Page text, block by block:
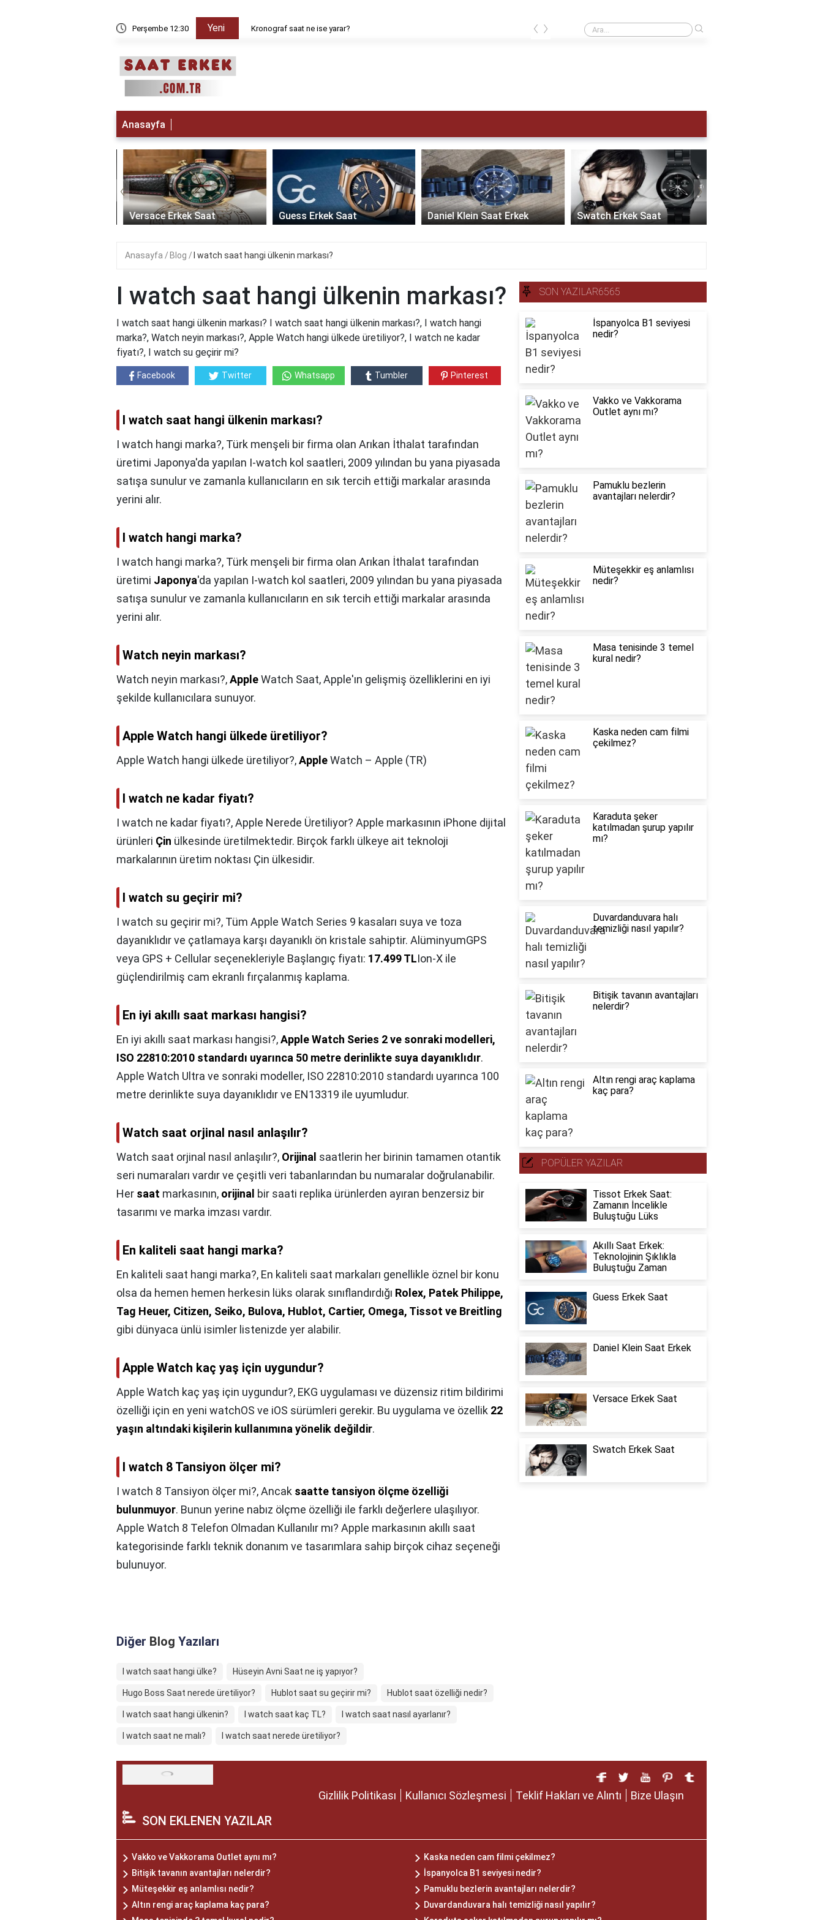
Perşembe 12:30 Yeni Kronograf saat ne ise yarar? Kol saati kaç atm olmalı?
‹ ›
Anasayfa
Versace Erkek Saat Guess Erkek Saat Daniel Klein Saat Erkek Swatch Erkek Saat
‹ ›
Anasayfa Blog I watch saat hangi ülkenin markası?
I watch saat hangi ülkenin markası?
I watch saat hangi ülkenin markası? I watch saat hangi ülkenin markası?, I watch hangi
marka?, Watch neyin markası?, Apple Watch hangi ülkede üretiliyor?, I watch ne kadar
fiyatı?, I watch su geçirir mi?
Facebook Twitter Whatsapp Tumbler Pinterest
I watch saat hangi ülkenin markası?
I watch hangi marka?, Türk menşeli bir firma olan Arıkan İthalat tarafından
üretimi Japonya'da yapılan I-watch kol saatleri, 2009 yılından bu yana piyasada
satışa sunulur ve zamanla kullanıcıların en sık tercih ettiği markalar arasında
yerini alır.
I watch hangi marka?
I watch hangi marka?, Türk menşeli bir firma olan Arıkan İthalat tarafından
üretimi Japonya'da yapılan I-watch kol saatleri, 2009 yılından bu yana piyasada
satışa sunulur ve zamanla kullanıcıların en sık tercih ettiği markalar arasında
yerini alır.
Watch neyin markası?
Watch neyin markası?,AppleWatch Saat, Apple'ın gelişmiş özelliklerini en iyi
şekilde kullanıcılara sunuyor.
Apple Watch hangi ülkede üretiliyor?
Apple Watch hangi ülkede üretiliyor?,AppleWatch – Apple (TR)
I watch ne kadar fiyatı?
I watch ne kadar fiyatı?,Apple Nerede Üretiliyor? Apple markasının iPhone dijital
ürünleri Çin ülkesinde üretilmektedir. Birçok farklı ülkeye ait teknoloji
markalarının üretim noktası Çin ülkesidir.
I watch su geçirir mi?
I watch su geçirir mi?, Tüm Apple Watch Series 9 kasaları suya ve toza
dayanıklıdır ve çatlamaya karşı dayanıklı ön kristale sahiptir. AlüminyumGPS
veya GPS + Cellular seçenekleriyle Başlangıç fiyatı: 17.499 TLIon-X ile
güçlendirilmiş cam ekranlı fırçalanmış kaplama.
En iyi akıllı saat markası hangisi?
En iyi akıllı saat markası hangisi?,Apple Watch Series 2 ve sonraki modelleri,
ISO 22810:2010 standardı uyarınca 50 metre derinlikte suya dayanıklıdır.
Apple Watch Ultra ve sonraki modeller, ISO 22810:2010 standardı uyarınca 100
metre derinlikte suya dayanıklıdır ve EN13319 ile uyumludur.
Watch saat orjinal nasıl anlaşılır?
Watch saat orjinal nasıl anlaşılır?, Orijinal saatlerin her birinin tamamen otantik
seri numaraları vardır ve çeşitli veri tabanlarından bu numaralar doğrulanabilir.
Her saat markasının, orijinal bir saati replika ürünlerden ayıran benzersiz bir
tasarımı ve marka imzası vardır.
En kaliteli saat hangi marka?
En kaliteli saat hangi marka?, En kaliteli saat markaları genellikle öznel bir konu
olsa da hemen hemen herkesin lüks olarak sınıflandırdığı Rolex, Patek Philippe,
Tag Heuer, Citizen, Seiko, Bulova, Hublot, Cartier, Omega, Tissot ve Breitling
gibi dünyaca ünlü isimler listenizde yer alabilir.
Apple Watch kaç yaş için uygundur?
Apple Watch kaç yaş için uygundur?, EKG uygulaması ve düzensiz ritim bildirimi
özelliği için en yeni watchOS ve iOS sürümleri gerekir. Bu uygulama ve özellik 22
yaşın altındaki kişilerin kullanımına yönelik değildir.
I watch 8 Tansiyon ölçer mi?
I watch 8 Tansiyon ölçer mi?,Ancak saatte tansiyon ölçme özelliği
bulunmuyor. Bunun yerine nabız ölçme özelliği ile farklı değerlere ulaşılıyor.
Apple Watch 8 Telefon Olmadan Kullanılır mı? Apple markasının akıllı saat
kategorisinde farklı teknik donanım ve tasarımlara sahip birçok cihaz seçeneği
bulunuyor.
Diğer Blog Yazıları
I watch saat hangi ülke? Hüseyin Avni Saat ne iş yapıyor?
Hugo Boss Saat nerede üretiliyor? Hublot saat su geçirir mi? Hublot saat özelliği nedir?
I watch saat hangi ülkenin? I watch saat kaç TL? I watch saat nasıl ayarlanır?
I watch saat ne malı? I watch saat nerede üretiliyor?
SON YAZILAR6565
İspanyolca B1 seviyesi
nedir?
Vakko ve Vakkorama
Outlet aynı mı?
Pamuklu bezlerin
avantajları nelerdir?
Müteşekkir eş anlamlısı
nedir?
Masa tenisinde 3 temel
kural nedir?
Kaska neden cam filmi
çekilmez?
Karaduta şeker
katılmadan şurup yapılır
mı?
Duvardanduvara halı
temizliği nasıl yapılır?
Bitişik tavanın avantajları
nelerdir?
Altın rengi araç kaplama
kaç para?
POPÜLER YAZILAR
Tissot Erkek Saat:
Zamanın İncelikle
Buluştuğu Lüks
Akıllı Saat Erkek:
Teknolojinin Şıklıkla
Buluştuğu Zaman
Guess Erkek Saat
Daniel Klein Saat Erkek
Versace Erkek Saat
Swatch Erkek Saat
Gizlilik Politikası Kullanıcı Sözleşmesi Teklif Hakları ve Alıntı Bize Ulaşın
SON EKLENEN YAZILAR
Vakko ve Vakkorama Outlet aynı mı?
Kaska neden cam filmi çekilmez?
Bitişik tavanın avantajları nelerdir?
İspanyolca B1 seviyesi nedir?
Müteşekkir eş anlamlısı nedir?
Pamuklu bezlerin avantajları nelerdir?
Altın rengi araç kaplama kaç para?
Duvardanduvara halı temizliği nasıl yapılır?